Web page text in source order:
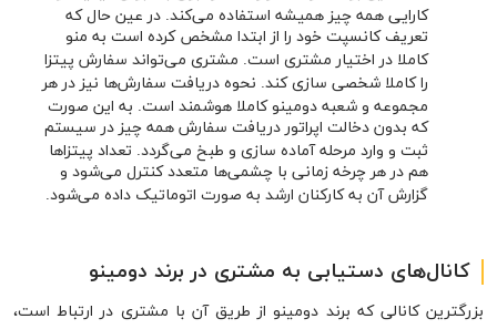
کارایی همه چیز همیشه استفاده می‌کند. در عین حال که
تعریف کانسپت خود را از ابتدا مشخص کرده است به منو
کاملا در اختیار مشتری است. مشتری می‌تواند سفارش پیتزا
را کاملا شخصی سازی کند. نحوه دریافت سفارش‌ها نیز در هر
مجموعه و شعبه دومینو کاملا هوشمند است. به این صورت
که بدون دخالت اپراتور دریافت سفارش همه چیز در سیستم
ثبت و وارد مرحله آماده سازی و طبخ می‌گردد. تعداد پیتزاها
هم در هر چرخه زمانی با چشمی‌ها متعدد کنترل می‌شود و
گزارش آن به کارکنان ارشد به صورت اتوماتیک داده می‌شود.
کانال‌های دستیابی به مشتری در برند دومینو
بزرگترین کانالی که برند دومینو از طریق آن با مشتری در ارتباط است،